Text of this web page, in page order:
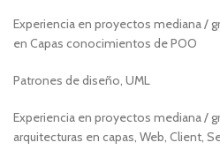
Experiencia en proyectos mediana /
en Capas conocimientos de POO
Patrones de diseño, UML
Experiencia en proyectos mediana /
arquitecturas en capas, Web, Client,